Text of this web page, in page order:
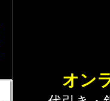
オン